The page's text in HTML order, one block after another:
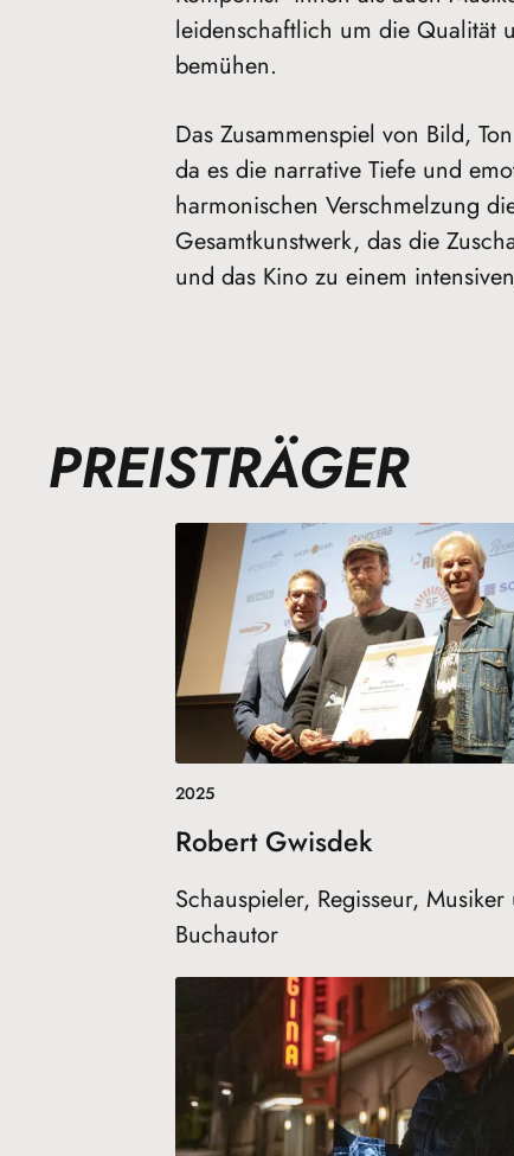
leidenschaftlich um die Qualität
bemühen.
Das Zusammenspiel von Bild,
da es die narrative Tiefe und
harmonischen Verschmelzung
Gesamtkunstwerk, das die
und das Kino zu einem
PREISTRÄGER
2025
Robert Gwisdek
Schauspieler, Regisseur, Musiker
Buchautor